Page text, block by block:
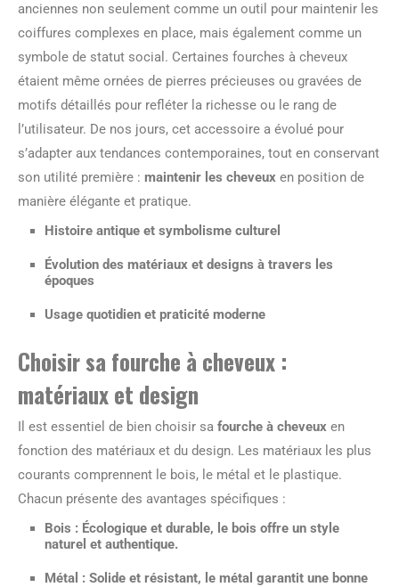
anciennes non seulement comme un outil pour maintenir les
coiffures complexes en place, mais également comme un
symbole de statut social. Certaines fourches à cheveux
étaient même ornées de pierres précieuses ou gravées de
motifs détaillés pour refléter la richesse ou le rang de
l’utilisateur. De nos jours, cet accessoire a évolué pour
s’adapter aux tendances contemporaines, tout en conservant
son utilité première : maintenir les cheveux en position de
manière élégante et pratique.
Histoire antique et symbolisme culturel
Évolution des matériaux et designs à travers les
époques
Usage quotidien et praticité moderne
Choisir sa fourche à cheveux :
matériaux et design
Il est essentiel de bien choisir sa fourche à cheveux en
fonction des matériaux et du design. Les matériaux les plus
courants comprennent le bois, le métal et le plastique.
Chacun présente des avantages spécifiques :
Bois : Écologique et durable, le bois offre un style
naturel et authentique.
Métal : Solide et résistant, le métal garantit une bonne